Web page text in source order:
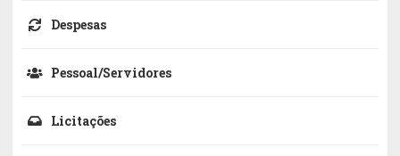
Despesas
Pessoal/Servidores
Licitações